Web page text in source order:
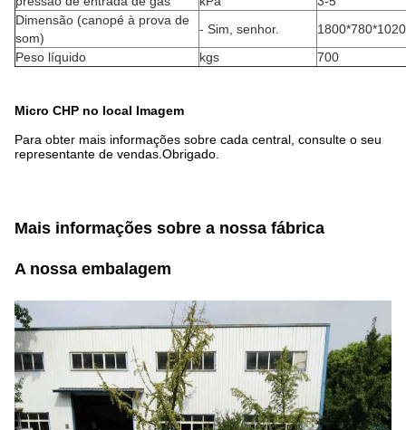
Dimensão (canopé à prova de
som)
- Sim, senhor.
1800*780*1020
Peso líquido
kgs 700
Micro CHP no local Imagem
Para obter mais informações sobre cada central, consulte o seu
representante de vendas.Obrigado.
Mais informações sobre a nossa fábrica
A nossa embalagem